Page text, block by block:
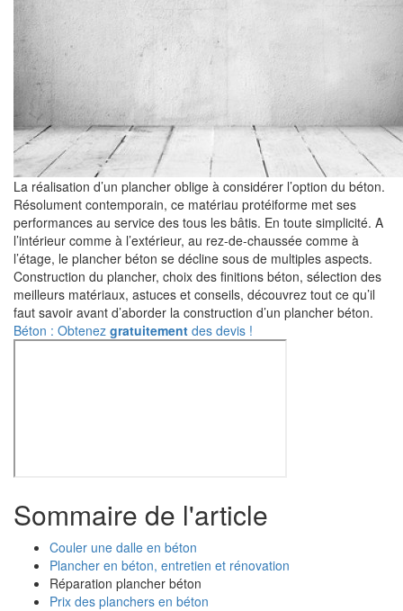
La réalisation d’un plancher oblige à considérer l’option du béton.
Résolument contemporain, ce matériau protéiforme met ses
performances au service des tous les bâtis. En toute simplicité. A
l’intérieur comme à l’extérieur, au rez-de-chaussée comme à
l’étage, le plancher béton se décline sous de multiples aspects.
Construction du plancher, choix des finitions béton, sélection des
meilleurs matériaux, astuces et conseils, découvrez tout ce qu’il
faut savoir avant d’aborder la construction d’un plancher béton.
Béton : Obtenez gratuitement des devis !
Sommaire de l'article
Couler une dalle en béton
Plancher en béton, entretien et rénovation
Réparation plancher béton
Prix des planchers en béton